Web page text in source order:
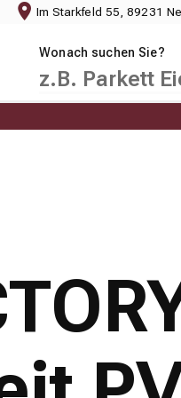
Im Starkfeld 55, 89231
Wonach suchen Sie?